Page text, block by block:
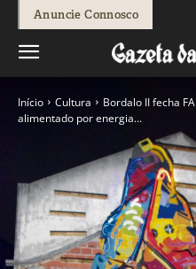
Anuncie Connosco
Início Cultura
Bordalo II fecha
alimentado por energia...